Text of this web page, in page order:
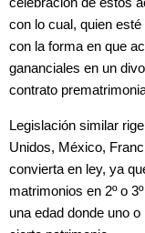
celebración de estos
con lo cual, quien
con la forma en que
gananciales en un
contrato
Legislación similar
Unidos, México,
convierta en ley, ya
matrimonios en 2º o
una edad donde uno